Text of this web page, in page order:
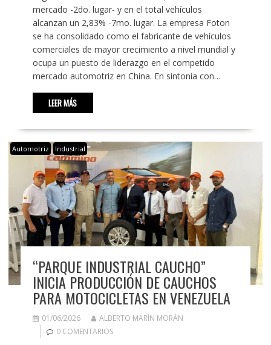
mercado -2do. lugar- y en el total vehículos
alcanzan un 2,83% -7mo. lugar. La empresa Foton
se ha consolidado como el fabricante de vehículos
comerciales de mayor crecimiento a nivel mundial y
ocupa un puesto de liderazgo en el competido
mercado automotriz en China. En sintonía con…
LEER MÁS
Automotriz Industrial
“PARQUE INDUSTRIAL CAUCHO”
INICIA PRODUCCIÓN DE CAUCHOS
PARA MOTOCICLETAS EN VENEZUELA
01/06/2026
ALBERTO MARÍN MORÁN
0 COMENTARIOS